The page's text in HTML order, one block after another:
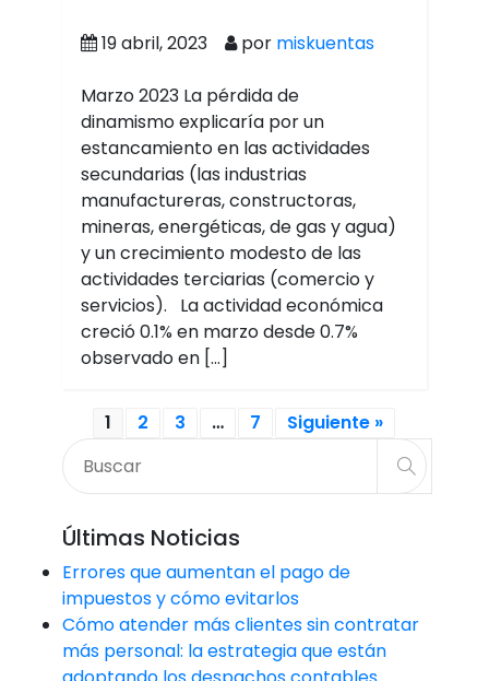
19 abril, 2023 por miskuentas
Marzo 2023 La pérdida de
dinamismo explicaría por un
estancamiento en las actividades
secundarias (las industrias
manufactureras, constructoras,
mineras, energéticas, de gas y agua)
y un crecimiento modesto de las
actividades terciarias (comercio y
servicios). La actividad económica
creció 0.1% en marzo desde 0.7%
observado en […]
1 2 3 … 7 Siguiente »
Últimas Noticias
Errores que aumentan el pago de
impuestos y cómo evitarlos
Cómo atender más clientes sin contratar
más personal: la estrategia que están